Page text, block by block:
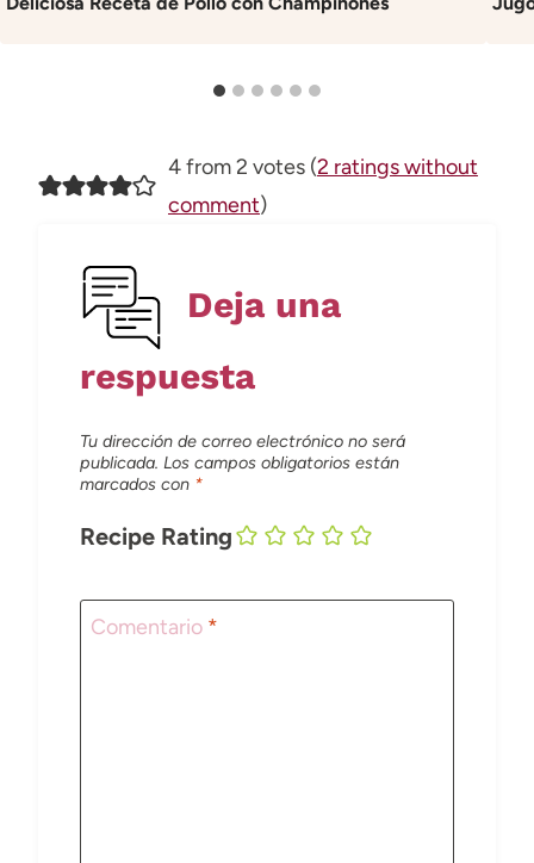
4 from 2 votes (2 ratings without
comment)
Deja una
respuesta
Tu dirección de correo electrónico no será
publicada. Los campos obligatorios están
marcados con *
Recipe Rating
Comentario *